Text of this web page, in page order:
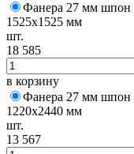
Фанера 27 мм шпон
1525х1525 мм
шт.
18 585
в корзину
Фанера 27 мм шпон
1220х2440 мм
шт.
13 567